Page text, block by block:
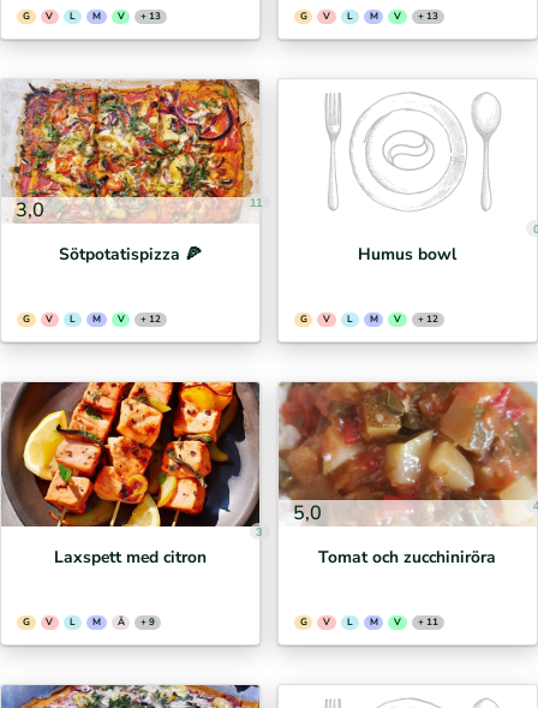
G V L M V + 13 G V L M V + 13
3,0 11
Sötpotatispizza 🍕⁣
G V L M V + 12
Humus bowl
G V L M V + 12
3
Laxspett med citron
G V L M Ä + 9
5,0
Tomat och zucchiniröra
G V L M V + 11